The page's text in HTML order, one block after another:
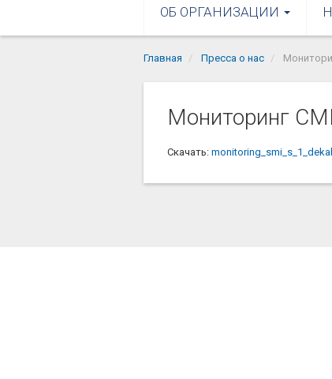
ОБ ОРГАНИЗАЦИИ
Главная Пресса о нас
Мониторинг
Скачать: